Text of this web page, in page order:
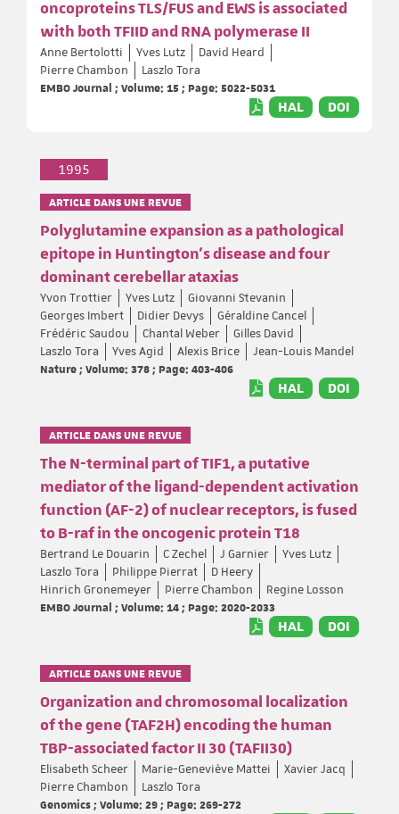
oncoproteins TLS/FUS and EWS is associated
with both TFIID and RNA polymerase II
Anne Bertolotti Yves Lutz
David Heard
Pierre Chambon
Laszlo Tora
EMBO Journal ; Volume: 15 ; Page: 5022-5031
HAL DOI
1995
ARTICLE DANS UNE REVUE
Polyglutamine expansion as a pathological
epitope in Huntington's disease and four
dominant cerebellar ataxias
Yvon Trottier Yves Lutz
Giovanni Stevanin
Georges Imbert
Didier Devys
Géraldine Cancel
Frédéric Saudou
Chantal Weber
Gilles David
Laszlo Tora
Yves Agid Alexis Brice
Jean-Louis Mandel
Nature ; Volume: 378 ; Page: 403-406
HAL DOI
ARTICLE DANS UNE REVUE
The N-terminal part of TIF1, a putative
mediator of the ligand-dependent activation
function (AF-2) of nuclear receptors, is fused
to B-raf in the oncogenic protein T18
Bertrand Le Douarin C Zechel J Garnier
Yves Lutz
Laszlo Tora
Philippe Pierrat
D Heery
Hinrich Gronemeyer
Pierre Chambon
Regine Losson
EMBO Journal ; Volume: 14 ; Page: 2020-2033
HAL DOI
ARTICLE DANS UNE REVUE
Organization and chromosomal localization
of the gene (TAF2H) encoding the human
TBP-associated factor II 30 (TAFII30)
Elisabeth Scheer Marie-Geneviève Mattei
Xavier Jacq
Pierre Chambon
Laszlo Tora
Genomics ; Volume: 29 ; Page: 269-272